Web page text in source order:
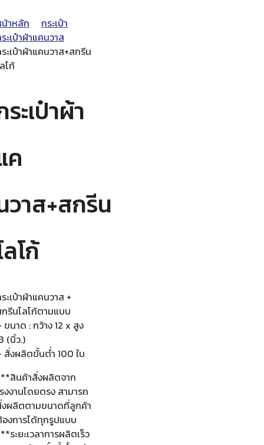
าหลัก
กระเป๋า
ะเป๋าผ้าแคนวาส
ะเป๋าผ้าแคนวาส+สกรีน
โก้
ระเป๋าผ้า
ค
วาส+สกรีน
ลโก้
ะเป๋าผ้าแคนวาส +
รีนโลโก้ตามแบบ
ขนาด : กว้าง 12 x สูง
(นิ้ว.)
สั่งผลิตขั้นต่ำ 100 ใบ
สินค้าสั่งผลิตจาก
งงานโดยตรง สามารถ
ผลิตตามขนาดที่ลูกค้า
งการได้ทุกรูปแบบ
ระยะเวลาการผลิตเร็ว